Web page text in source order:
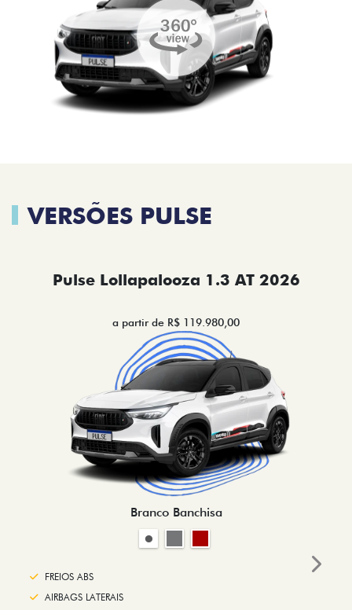
VERSÕES PULSE
Pulse Lollapalooza 1.3 AT 2026
a partir de R$ 119.980,00
Branco Banchisa
FREIOS ABS
AIRBAGS LATERAIS
Next